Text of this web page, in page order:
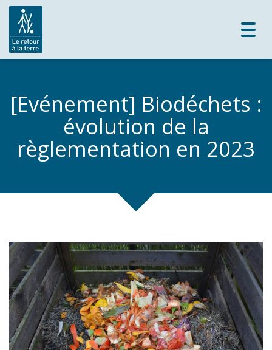
[Evénement] Biodéchets :
évolution de la
règlementation en 2023